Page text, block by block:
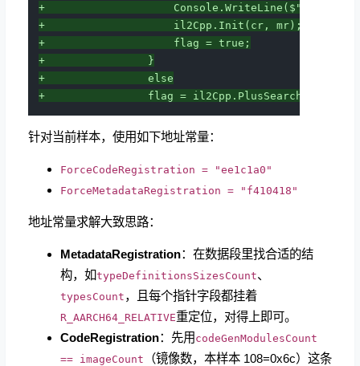
+                    Console.WriteLine($"[MX]
+                    il2Cpp.Init(cr, mr);
+                    flag = true;
+                }
+                else
+                flag = il2Cpp.PlusSearch(...);
针对当前样本，使用如下地址常量：
ForceCodeRegistration = "ee1c1a0"
ForceMetadataRegistration = "f410418"
地址常量求解大致思路：
MetadataRegistration：在数据段里找合适的结
构，如typeDefinitionsSizesCount、
typesCount，且每个指针字段都挂着
R_AARCH64_RELATIVE重定位，对得上即可。
CodeRegistration：先用codeGenModulesCount
== imageCount （镜像数，本样本 108=0x6c）这条